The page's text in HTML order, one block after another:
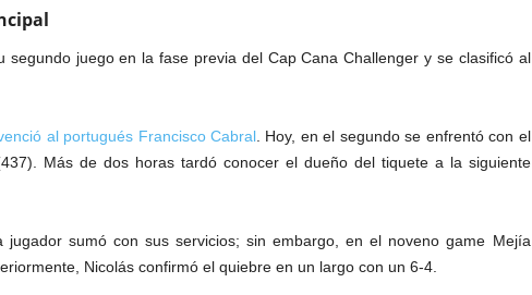
segundo juego en la fase previa del Cap Cana Challenger y se clasificó al
al portugués Francisco Cabral . Hoy, en el segundo se enfrentó con el
Más de dos horas tardó conocer el dueño del tiquete a la siguiente
jugador sumó con sus servicios; sin embargo, en el noveno game Mejía
Nicolás confirmó el quiebre en un largo con un 6-4.